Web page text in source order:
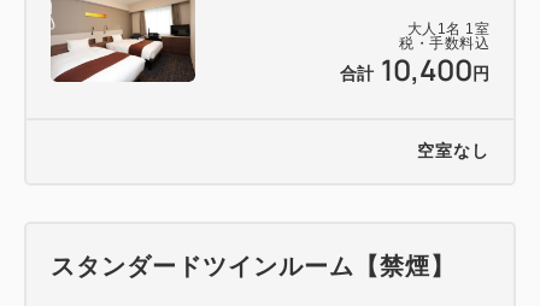
大人 1 名 1 室
税・手数料込
合計 10,400 円
空室なし
スタンダードツインルーム【禁煙】